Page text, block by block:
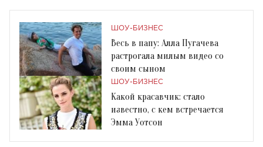
ШОУ-БИЗНЕС
Весь в папу: Алла Пугачева
растрогала милым видео со
своим сыном
ШОУ-БИЗНЕС
Какой красавчик: стало
известно, с кем встречается
Эмма Уотсон